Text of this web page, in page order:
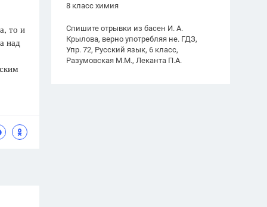
8 класс химия
Спишите отрывки из басен И. А.
Крылова, верно употребляя не. ГДЗ,
Упр. 72, Русский язык, 6 класс,
Разумовская М.М., Леканта П.А.
то и
над